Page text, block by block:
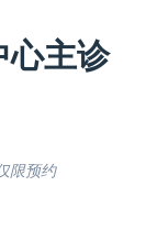
心主诊
限预约